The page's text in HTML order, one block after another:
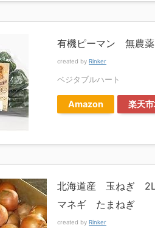
有機ピーマン 無農
created by Rinker
ベジタブルハート
Amazon 楽天
北海道産 玉ねぎ
マネギ たまねぎ
created by Rinker